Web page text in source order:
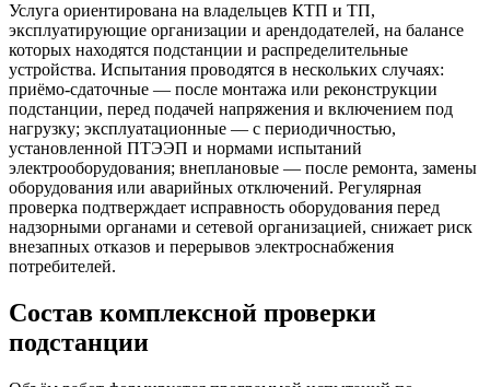
Услуга ориентирована на владельцев КТП и ТП,
эксплуатирующие организации и арендодателей, на балансе
которых находятся подстанции и распределительные
устройства. Испытания проводятся в нескольких случаях:
приёмо-сдаточные — после монтажа или реконструкции
подстанции, перед подачей напряжения и включением под
нагрузку; эксплуатационные — с периодичностью,
установленной ПТЭЭП и нормами испытаний
электрооборудования; внеплановые — после ремонта, замены
оборудования или аварийных отключений. Регулярная
проверка подтверждает исправность оборудования перед
надзорными органами и сетевой организацией, снижает риск
внезапных отказов и перерывов электроснабжения
потребителей.
Состав комплексной проверки
подстанции